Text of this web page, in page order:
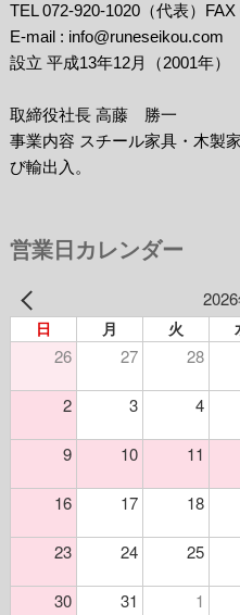
TEL 072-920-1020（代表）
E-mail : info@runeseikou.com
設立 平成13年12月（2001年）
取締役社長 高藤 勝一
事業内容 スチール家具・木製
び輸出入。
営業日カレンダー
日 月 火
26 27 28
2 3 4
9 10 11
16 17 18
23 24 25
30 31 1